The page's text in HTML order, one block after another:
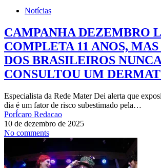
Notícias
CAMPANHA DEZEMBRO
COMPLETA 11 ANOS,
DOS BRASILEIROS NUNCA
CONSULTOU UM
Especialista da Rede Mater Dei alerta que
dia é um fator de risco subestimado pela…
PorÍcaro Redacao
10 de dezembro de 2025
No comments